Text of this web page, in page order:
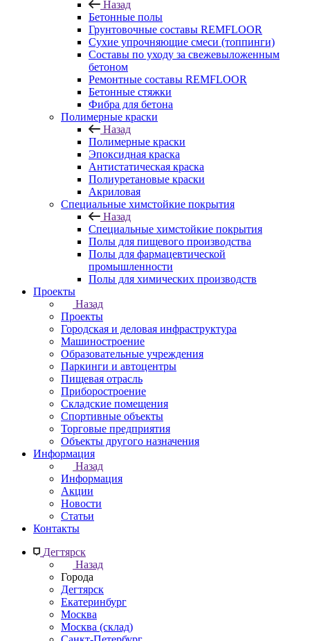
Назад
Бетонные полы
Грунтовочные составы REMFLOOR
Сухие упрочняющие смеси (топпинги)
Составы по уходу за свежевыложенным
бетоном
Ремонтные составы REMFLOOR
Бетонные стяжки
Фибра для бетона
Полимерные краски
Назад
Полимерные краски
Эпоксидная краска
Антистатическая краска
Полиуретановые краски
Акриловая
Специальные химстойкие покрытия
Назад
Специальные химстойкие покрытия
Полы для пищевого производства
Полы для фармацевтической
промышленности
Полы для химических производств
Проекты
Назад
Проекты
Городская и деловая инфраструктура
Машиностроение
Образовательные учреждения
Паркинги и автоцентры
Пищевая отрасль
Приборостроение
Складские помещения
Спортивные объекты
Торговые предприятия
Объекты другого назначения
Информация
Назад
Информация
Акции
Новости
Статьи
Контакты
Дегтярск
Назад
Города
Дегтярск
Екатеринбург
Москва
Москва (склад)